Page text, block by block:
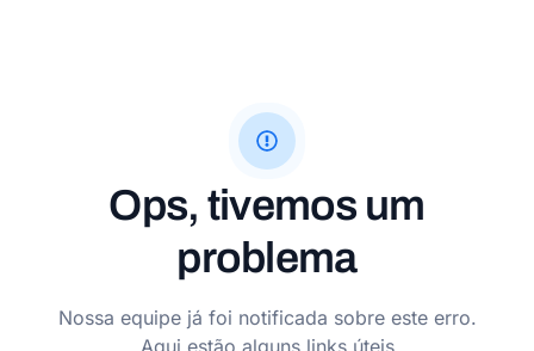
Ops, tivemos um
problema
Nossa equipe já foi notificada sobre este erro.
Aqui estão alguns links úteis